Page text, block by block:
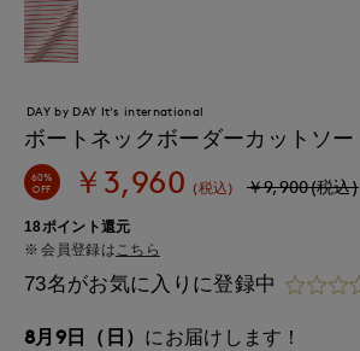
DAY by DAY It's international
ボートネックボーダーカットソー
60%
OFF
￥3,960 (税込) ￥9,900(税込)
18ポイント還元
会員登録は こちら
73名がお気に入りに登録中
8月9日（日） にお届けします！